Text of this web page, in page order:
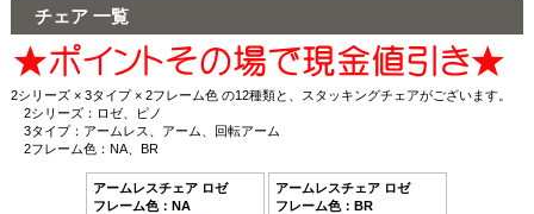
チェア 一覧
2シリーズ × 3タイプ × 2フレーム色 の12種類と、スタッキングチェアがございます。
2シリーズ：ロゼ、ピノ
3タイプ：アームレス、アーム、回転アーム
2フレーム色：NA、BR
アームレスチェア ロゼ
フレーム色：NA
アームレスチェア ロゼ
フレーム色：BR